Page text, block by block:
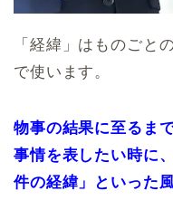
「経緯」はものごと
で使います。
物事の結果に至るま
事情を表したい時に
件の経緯」といった